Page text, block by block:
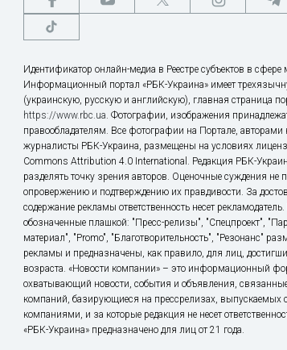
Идентификатор онлайн-медиа в Реестре субъектов в
Информационный портал «РБК-Украина» имеет
(украинскую, русскую и английскую), главная страница
https://www.rbc.ua. Фотографии, изображения
правообладателям. Все фотографии на Портале,
журналисты РБК-Украина, размещены на условиях
Commons Attribution 4.0 International. Редакция РБК-
разделять точку зрения авторов. Оценочные суждения не
опровержению и подтверждению их правдивости. За
содержание рекламы ответственность несет
обозначенные плашкой: "Пресс-релизы", "Спецпроект",
материал", "Promo", "Благотворительность", "Резонанс"
рекламы и предназначены, как правило, для лиц,
возраста. «Новости компании» – это информационный
охватывающий новости, события и объявления,
компаний, базирующиеся на прессрелизах, выпускаемых
компаниями, и за которые редакция не несет
«РБК-Украина» предназначено для лиц от 21 года.